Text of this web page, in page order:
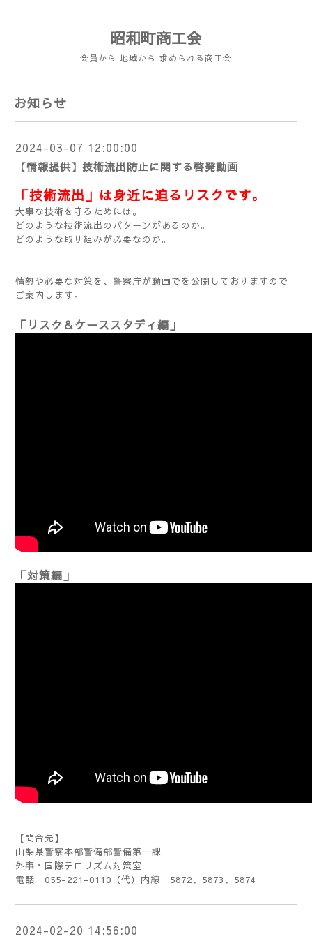
昭和町商工会
会員から 地域から 求められる商工会
お知らせ
2024-03-07 12:00:00
【情報提供】技術流出防止に関する啓発動画
「技術流出」は身近に迫るリスクです。
大事な技術を守るためには。
どのような技術流出のパターンがあるのか。
どのような取り組みが必要なのか。
情勢や必要な対策を、警察庁が動画でを公開しておりますので
ご案内します。
「リスク＆ケーススタディ編」
「対策編」
【問合先】
山梨県警察本部警備部警備第一課
外事・国際テロリズム対策室
電話 055-221-0110（代）内線 5872、5873、5874
2024-02-20 14:56:00